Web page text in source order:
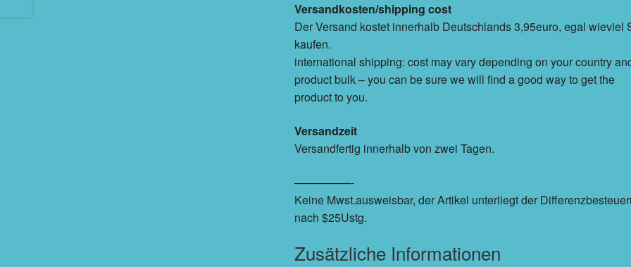
Versandkosten/shipping cost
Der Versand kostet innerhalb Deutschlands 3,95euro, egal wieviel
kaufen.
international shipping: cost may vary depending on your country
product bulk – you can be sure we will find a good way to get the
product to you.
Versandzeit
Versandfertig innerhalb von zwei Tagen.
—————-
Keine Mwst.ausweisbar, der Artikel unterliegt der
nach $25Ustg.
Zusätzliche Informationen